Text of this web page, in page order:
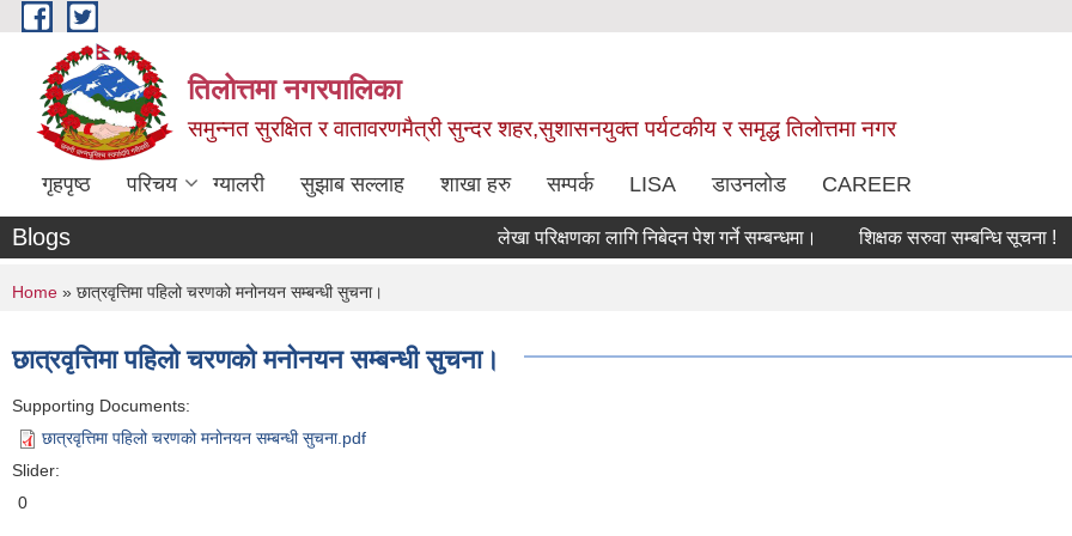
Skip to main content
तिलोत्तमा नगरपालिका
समुन्नत सुरक्षित र वातावरणमैत्री सुन्दर शहर,सुशासनयुक्त पर्यटकीय र समृद्ध तिलाेत्तमा नगर
गृहपृष्ठ परिचय ग्यालरी सुझाब सल्लाह शाखा हरु सम्पर्क LISA डाउनलोड CAREER
Blogs लेखा परिक्षणका लागि निबेदन पेश गर्ने सम्बन्धमा। शिक्षक सरुवा सम्बन्धि सूचना !
You are here
Home » छात्रवृत्तिमा पहिलो चरणको मनोनयन सम्बन्धी सुचना।
छात्रवृत्तिमा पहिलो चरणको मनोनयन सम्बन्धी सुचना।
Supporting Documents:
छात्रवृत्तिमा पहिलो चरणको मनोनयन सम्बन्धी सुचना.pdf
Slider:
0